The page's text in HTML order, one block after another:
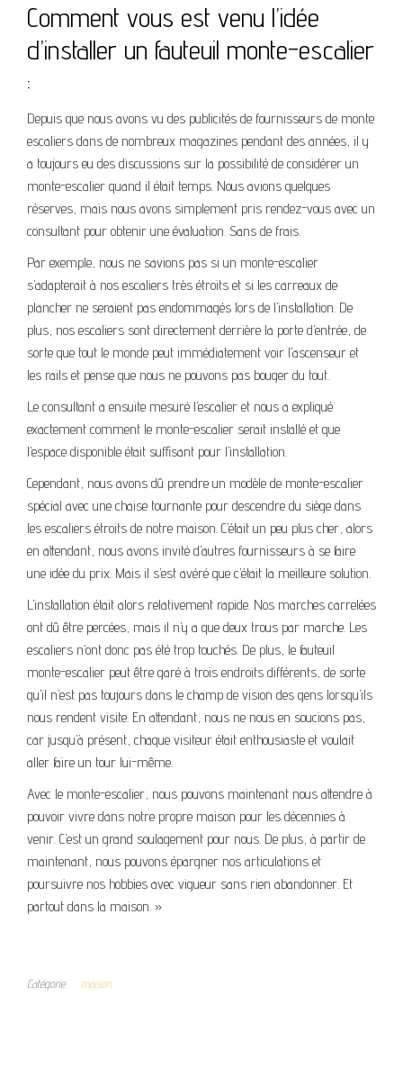
Comment vous est venu l’idée
d’installer un fauteuil monte-escalier
:
Depuis que nous avons vu des publicités de fournisseurs de monte
escaliers dans de nombreux magazines pendant des années, il y
a toujours eu des discussions sur la possibilité de considérer un
monte-escalier quand il était temps. Nous avions quelques
réserves, mais nous avons simplement pris rendez-vous avec un
consultant pour obtenir une évaluation. Sans de frais.
Par exemple, nous ne savions pas si un monte-escalier
s’adapterait à nos escaliers très étroits et si les carreaux de
plancher ne seraient pas endommagés lors de l’installation. De
plus, nos escaliers sont directement derrière la porte d’entrée, de
sorte que tout le monde peut immédiatement voir l’ascenseur et
les rails et pense que nous ne pouvons pas bouger du tout.
Le consultant a ensuite mesuré l’escalier et nous a expliqué
exactement comment le monte-escalier serait installé et que
l’espace disponible était suffisant pour l’installation.
Cependant, nous avons dû prendre un modèle de monte-escalier
spécial avec une chaise tournante pour descendre du siège dans
les escaliers étroits de notre maison. C’était un peu plus cher, alors
en attendant, nous avons invité d’autres fournisseurs à se faire
une idée du prix. Mais il s’est avéré que c’était la meilleure solution.
L’installation était alors relativement rapide. Nos marches carrelées
ont dû être percées, mais il n’y a que deux trous par marche. Les
escaliers n’ont donc pas été trop touchés. De plus, le fauteuil
monte-escalier peut être garé à trois endroits différents, de sorte
qu’il n’est pas toujours dans le champ de vision des gens lorsqu’ils
nous rendent visite. En attendant, nous ne nous en soucions pas,
car jusqu’à présent, chaque visiteur était enthousiaste et voulait
aller faire un tour lui-même.
Avec le monte-escalier, nous pouvons maintenant nous attendre à
pouvoir vivre dans notre propre maison pour les décennies à
venir. C’est un grand soulagement pour nous. De plus, à partir de
maintenant, nous pouvons épargner nos articulations et
poursuivre nos hobbies avec vigueur sans rien abandonner. Et
partout dans la maison. »
Catégorie maison